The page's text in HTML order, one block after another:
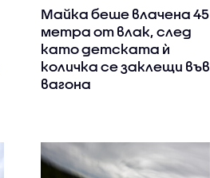
Майка беше влачена 45
метра от влак, след
като детската ѝ
количка се заклещи във
вагона